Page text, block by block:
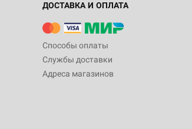
ДОСТАВКА И ОПЛАТА
Способы оплаты
Службы доставки
Адреса магазинов